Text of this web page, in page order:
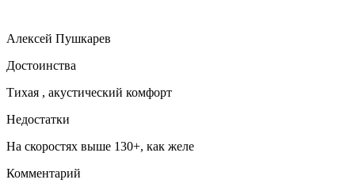
Алексей Пушкарев
Достоинства
Тихая , акустический комфорт
Недостатки
На скоростях выше 130+, как желе
Комментарий